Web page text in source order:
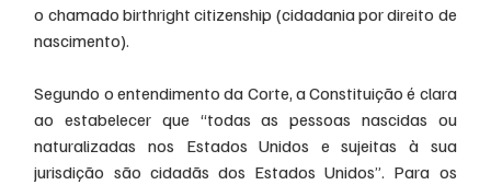
o chamado birthright citizenship (cidadania por direito de
nascimento).
Segundo o entendimento da Corte, a Constituição é clara
ao estabelecer que “todas as pessoas nascidas ou
naturalizadas nos Estados Unidos e sujeitas à sua
jurisdição são cidadãs dos Estados Unidos”. Para os